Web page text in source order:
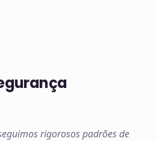
rigorosos padrões de